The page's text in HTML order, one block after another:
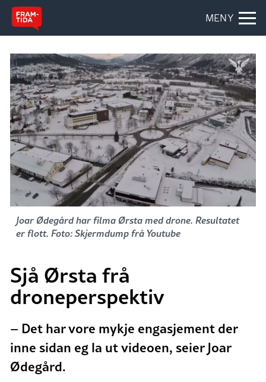
MENY
Joar Ødegård har filma Ørsta med drone. Resultatet
er flott. Foto: Skjermdump frå Youtube
Sjå Ørsta frå
droneperspektiv
– Det har vore mykje engasjement der
inne sidan eg la ut videoen, seier Joar
Ødegård.